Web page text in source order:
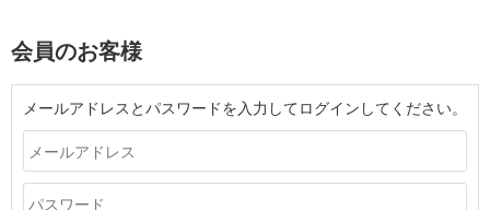
会員のお客様
メールアドレスとパスワードを入力してログインしてください。